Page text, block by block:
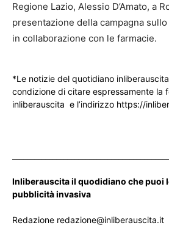
Regione Lazio, Alessio D’Amato, a
presentazione della campagna
in collaborazione con le farmacie.
*Le notizie del quotidiano
condizione di citare espressamente la
inliberauscita e l’indirizzo https://
Inliberauscita il quodidiano che puoi
pubblicità invasiva
Redazione redazione@inliberauscita.it